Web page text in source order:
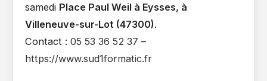
samedi Place Paul Weil à Eysses, à
Villeneuve-sur-Lot (47300).
Contact :05 53 36 52 37 –
https://www.sud1formatic.fr